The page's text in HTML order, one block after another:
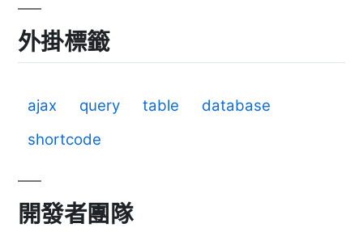
外掛標籤
ajax query table
database
shortcode
開發者團隊